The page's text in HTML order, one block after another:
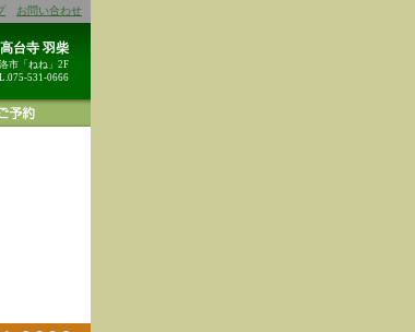
お問い合わせ
台寺 羽柴
市「ねね」2F
531-0666